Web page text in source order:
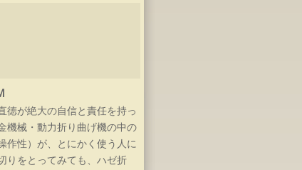
徳が絶大の自信と責任を持っ
機械・動力折り曲げ機の中の
作性）が、とにかく使う人に
りをとってみても、ハゼ折